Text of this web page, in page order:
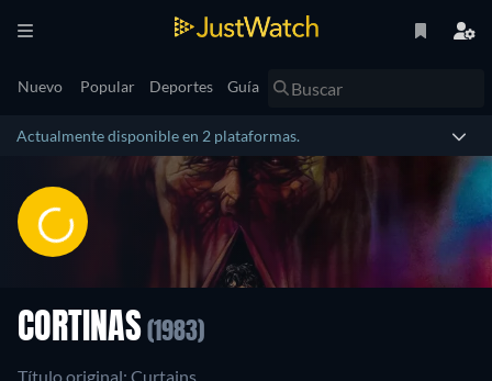
Nuevo Popular Deportes Guía
Actualmente disponible en 2 plataformas.
CORTINAS (1983)
Título original: Curtains